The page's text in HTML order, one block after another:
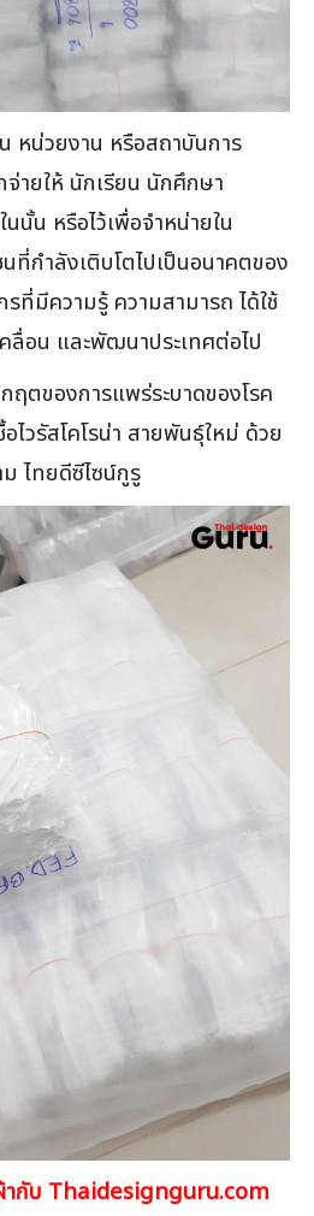
หน่วยงาน หรือสถาบันการ
จ่ายให้ นักเรียน นักศึกษา
นั้น หรือไว้เพื่อจำหน่ายใน
ที่กำลังเติบโตไปเป็นอนาคตของ
ที่มีความรู้ ความสามารถ ได้ใช้
ลื่อน และพัฒนาประเทศต่อไป
ฤตของการแพร่ระบาดของโรค
ไวรัสโคโรน่า สายพันธุ์ใหม่ ด้วย
ไทยดีซีไซน์กูรู
ากับ Thaidesignguru.com